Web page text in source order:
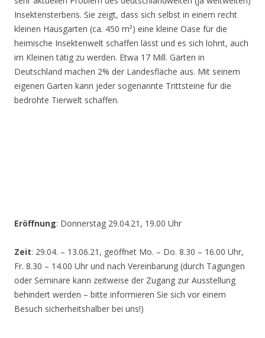
Insektensterbens. Sie zeigt, dass sich selbst in einem recht
kleinen Hausgarten (ca. 450 m²) eine kleine Oase für die
heimische Insektenwelt schaffen lässt und es sich lohnt, auch
im Kleinen tätig zu werden. Etwa 17 Mill. Gärten in
Deutschland machen 2% der Landesfläche aus. Mit seinem
eigenen Garten kann jeder sogenannte Trittsteine für die
bedrohte Tierwelt schaffen.
Eröffnung: Donnerstag 29.04.21, 19.00 Uhr
Zeit: 29.04. – 13.06.21, geöffnet Mo. – Do. 8.30 – 16.00 Uhr,
Fr. 8.30 – 14.00 Uhr und nach Vereinbarung (durch Tagungen
oder Seminare kann zeitweise der Zugang zur Ausstellung
behindert werden – bitte informieren Sie sich vor einem
Besuch sicherheitshalber bei uns!)